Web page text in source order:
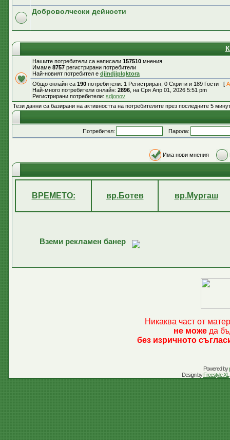
Доброволчески дейности
Нашите потребители са написали 157510 мнения
Имаме 8757 регистрирани потребители
Най-новият потребител е djindjiplqktora
Общо онлайн са 190 потребители: 1 Регистриран, 0 Скрити и 189 Гости [
Най-много потребители онлайн: 2896 , на Сря Апр 01, 2026 5:51 pm
Регистрирани потребители: sdjonov
Тези данни са базирани на активността на потребителите през последните 5
Потребител: Парола:
Има нови мнения
ВРЕМЕТО: вр.Ботев вр.Мургаш
Вземи рекламен банер
Никаква част от
не може да
без изричното
Powered by
Design byFreestyle XL